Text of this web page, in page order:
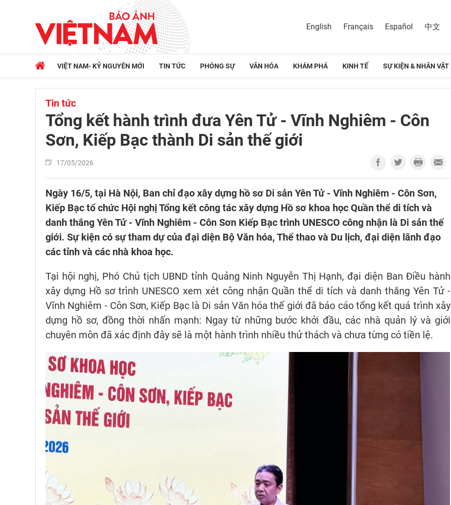
English Français Español 中文
VIỆT NAM- KỶ NGUYÊN MỚI TIN TỨC PHÓNG SỰ VĂN HÓA KHÁM PHÁ KINH TẾ SỰ KIỆN & NHÂN VẬT
Tin tức
Tổng kết hành trình đưa Yên Tử - Vĩnh Nghiêm - Côn
Sơn, Kiếp Bạc thành Di sản thế giới
17/05/2026
Ngày 16/5, tại Hà Nội, Ban chỉ đạo xây dựng hồ sơ Di sản Yên Tử - Vĩnh Nghiêm - Côn Sơn,
Kiếp Bạc tổ chức Hội nghị Tổng kết công tác xây dựng Hồ sơ khoa học Quần thể di tích và
danh thắng Yên Tử - Vĩnh Nghiêm - Côn Sơn Kiếp Bạc trình UNESCO công nhận là Di sản thế
giới. Sự kiện có sự tham dự của đại diện Bộ Văn hóa, Thể thao và Du lịch, đại diện lãnh đạo
các tỉnh và các nhà khoa học.
Tại hội nghị, Phó Chủ tịch UBND tỉnh Quảng Ninh Nguyễn Thị Hạnh, đại diện Ban Điều hành
xây dựng Hồ sơ trình UNESCO xem xét công nhận Quần thể di tích và danh thắng Yên Tử -
Vĩnh Nghiêm - Côn Sơn, Kiếp Bạc là Di sản Văn hóa thế giới đã báo cáo tổng kết quá trình xây
dựng hồ sơ, đồng thời nhấn mạnh: Ngay từ những bước khởi đầu, các nhà quản lý và giới
chuyên môn đã xác định đây sẽ là một hành trình nhiều thử thách và chưa từng có tiền lệ.